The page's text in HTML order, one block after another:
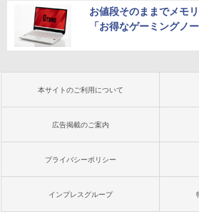
お値段そのままでメモ
「お得なゲーミングノー
本サイトのご利用について
広告掲載のご案内
プライバシーポリシー
インプレスグループ